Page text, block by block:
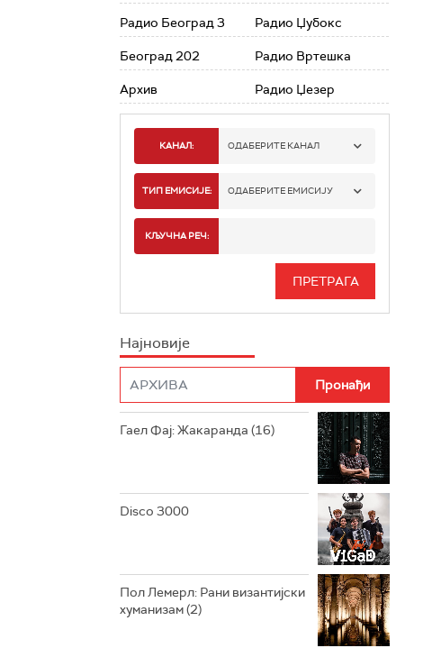
Радио Београд 3
Београд 202
Архив
Радио Џубокс
Радио Вртешка
Радио Џезер
КАНАЛ: ОДАБЕРИТЕ КАНАЛ
РАДИО БЕОГРАД 1
РАДИО БЕОГРАД 3
РАДИО РОКЕНРОЛЕР
РАДИО ЏУБОКС
РАДИО ВРТЕШКА
РАДИО ЏЕЗЕР
ТИП ЕМИСИЈЕ: ОДАБЕРИТЕ ЕМИСИЈУ
ИНФО
КЉУЧНА РЕЧ:
Најновије
Гаел Фај: Жакаранда (16)
Disco 3000
Пол Лемерл: Рани византијски
хуманизам (2)